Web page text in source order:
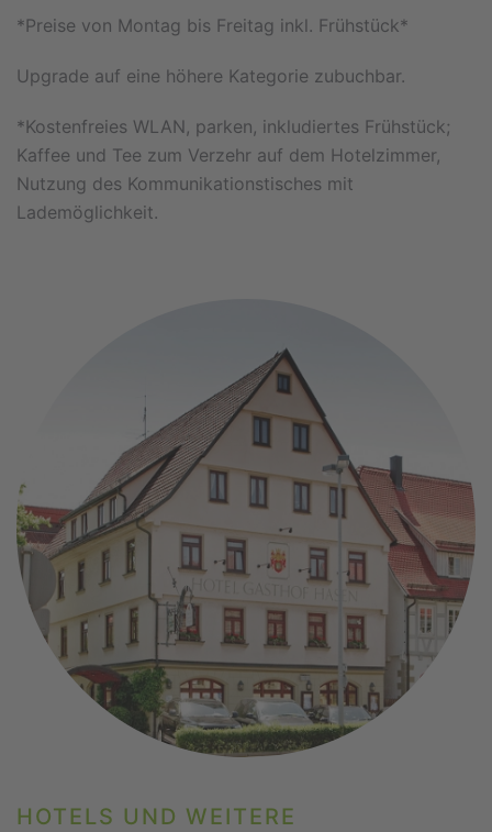
*Preise von Montag bis Freitag inkl. Frühstück*
Upgrade auf eine höhere Kategorie zubuchbar.
*Kostenfreies WLAN, parken, inkludiertes Frühstück;
Kaffee und Tee zum Verzehr auf dem Hotelzimmer,
Nutzung des Kommunikationstisches mit
Lademöglichkeit.
HOTELS UND WEITERE